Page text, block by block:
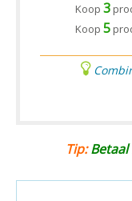
Koop 3
Koop 5
Tip:Betaal